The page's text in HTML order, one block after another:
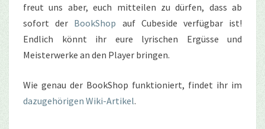
freut uns aber, euch mitteilen zu dürfen, dass ab
sofort der BookShop auf Cubeside verfügbar ist!
Endlich könnt ihr eure lyrischen Ergüsse und
Meisterwerke an den Player bringen.
Wie genau der BookShop funktioniert, findet ihr im
dazugehörigen Wiki-Artikel.